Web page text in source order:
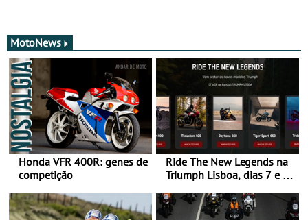
MotoNews
Honda VFR 400R: genes de
competição
Ride The New Legends na
Triumph Lisboa, dias 7 e 8